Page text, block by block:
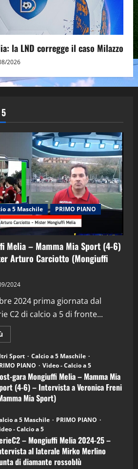
la LND corregge il caso Milazzo
2026
a 5 Maschile
PRIMO PIANO
Melia – Mamma Mia Sport (4-6)
Arturo Carciotto (Mongiuffi
2024
2024 prima giornata dal
C2 di calcio a 5 di fronte...
informazioni
Post-
gara
Mongiuffi
Melia
–
Mamma
Mia
Sport
6)
–
Intervista
a
mister
Arturo
Carciotto
(Mongiuffi
Sport
Calcio a 5 Maschile
PIANO
Video - Calcio a 5
gara Mongiuffi Melia – Mamma Mia
(4-6) – Intervista a Veronica Freni
Mia Sport)
a 5 Maschile
PRIMO PIANO
- Calcio a 5
– Mongiuffi Melia 2024-25 –
al laterale Mirko Merlino
di diamante rossoblù
in Podcast: 29^ Puntata
28 Aprile 2026)
28/04/2026
in Podcast
in Podcast: 28^ Puntata
21 Aprile 2026)
21/04/2026
in Podcast: 27^ Puntata
14 Aprile 2026)
15/04/2026